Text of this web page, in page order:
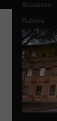
Accessori
Rubrica